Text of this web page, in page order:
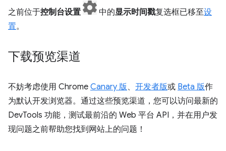
之前位于控制台设置 中的显示时间戳复选框已移至设
置。
下载预览渠道
不妨考虑使用 Chrome Canary 版、 开发者版或 Beta 版作
为默认开发浏览器。通过这些预览渠道，您可以访问最新的
DevTools 功能，测试最前沿的 Web 平台 API，并在用户发
现问题之前帮助您找到网站上的问题！